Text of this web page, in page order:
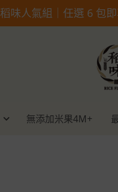
稻味人氣組｜任選 6 包
無添加米果4M+